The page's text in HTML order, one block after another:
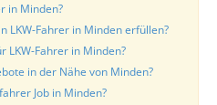
in Minden?
LKW-Fahrer in Minden erfüllen?
LKW-Fahrer in Minden?
in der Nähe von Minden?
Job in Minden?